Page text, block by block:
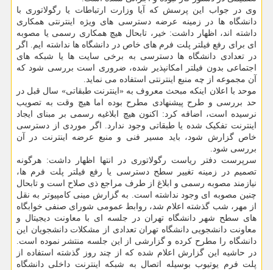
وی در جواب این پرسش که آیا وزارت ارتباطات یا رگولاتوری با
دانشگاه ها در زمینه عرضه دسترسی های ویژه اینترنتی همکاری
داشته اند، اظهار داشت: خیر، تابحال هیچ همکاری رسمی یا مصوبه
ای برای رفع فیلتر پلت فرم های خاص در دانشگاه ها نداشته ایم. اگر
در تعدادی دانشگاه ها دسترسی به برخی سایت ها یا شبکه های
اجتماعی بدون فیلتر امکانپذیر شده، ضروری است بررسی شود که
آن مجموعه از چه منبع اینترنتی استفاده می نماید.
موحد با اعلان اینکه مبحث معروف به «اینترنت طبقاتی» سال قبل در
حد بررسی و طرح پیشنهادی مطرح بوده اما هیچ وقت به تصویب
نرسیده است، اضافه کرد: اکنون هیچ ابلاغیه رسمی بر مبنای ایجاد
اینترنت تفکیک شده یا طبقاتی وجود ندارد. اگر موردی از دسترسی
خاص گزارش شود، باید مسیر فنی و منبع عرضه اینترنت در آن
بررسی شود.
سرپرست دفتر ریاست رگولاتوری در انتها اظهار داشت: هرگونه
تصمیم در زمینه تغییر سطح دسترسی یا رفع فیلتر پلت فرم ها،
نیازمند مصوبه رسمی و ابلاغ از طرف مراجع ذی صلاح است و تابحال
چنین مصوبه ای وجود نداشته است. به گزارش مینی کامپیوتر به نقل
از مهر، شب گذشته اعلام شد، روابط عمومی شورای صنفی خوابگاه
های سطح شهر دانشگاه تهران در جلسه ای با معاونت دیجیتال و
معاونت دانشجویی دانشگاه تهران تعدادی از مشکلات دانشجویان این
دانشگاه را مطرح کرده و گزارشی از این جلسه منتشر نموده است.
در حاشیه این گزارش اعلام شده که از چند روز گذشته استفاده از
پلت فرم یوتیوب بوسیله اتصال به شبکه اینترنت داخلی دانشگاه